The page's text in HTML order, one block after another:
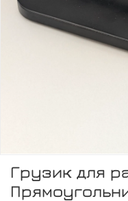
Грузик для